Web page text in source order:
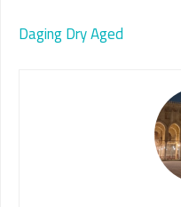
Daging Dry Aged